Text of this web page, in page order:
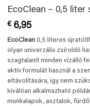
EcoClean – 0,5 liter
€6,95
EcoClean 0,5 literes
olyan univerzális zsíroldó
szagtalanít minden vízálló
aktív formulát használ a
eltávolítására, így nem
kiválóan alkalmazható
munkalapok, asztalok,